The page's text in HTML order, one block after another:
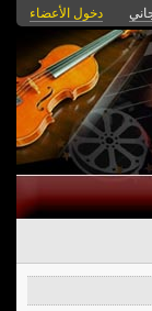
دخول الأعضاء